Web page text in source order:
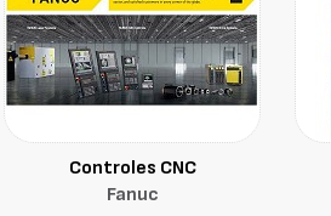
Controles CNC
Fanuc